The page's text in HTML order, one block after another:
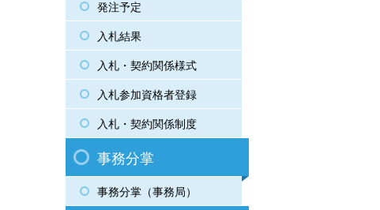
発注予定
入札結果
入札・契約関係様式
入札参加資格者登録
入札・契約関係制度
事務分掌
事務分掌（事務局）